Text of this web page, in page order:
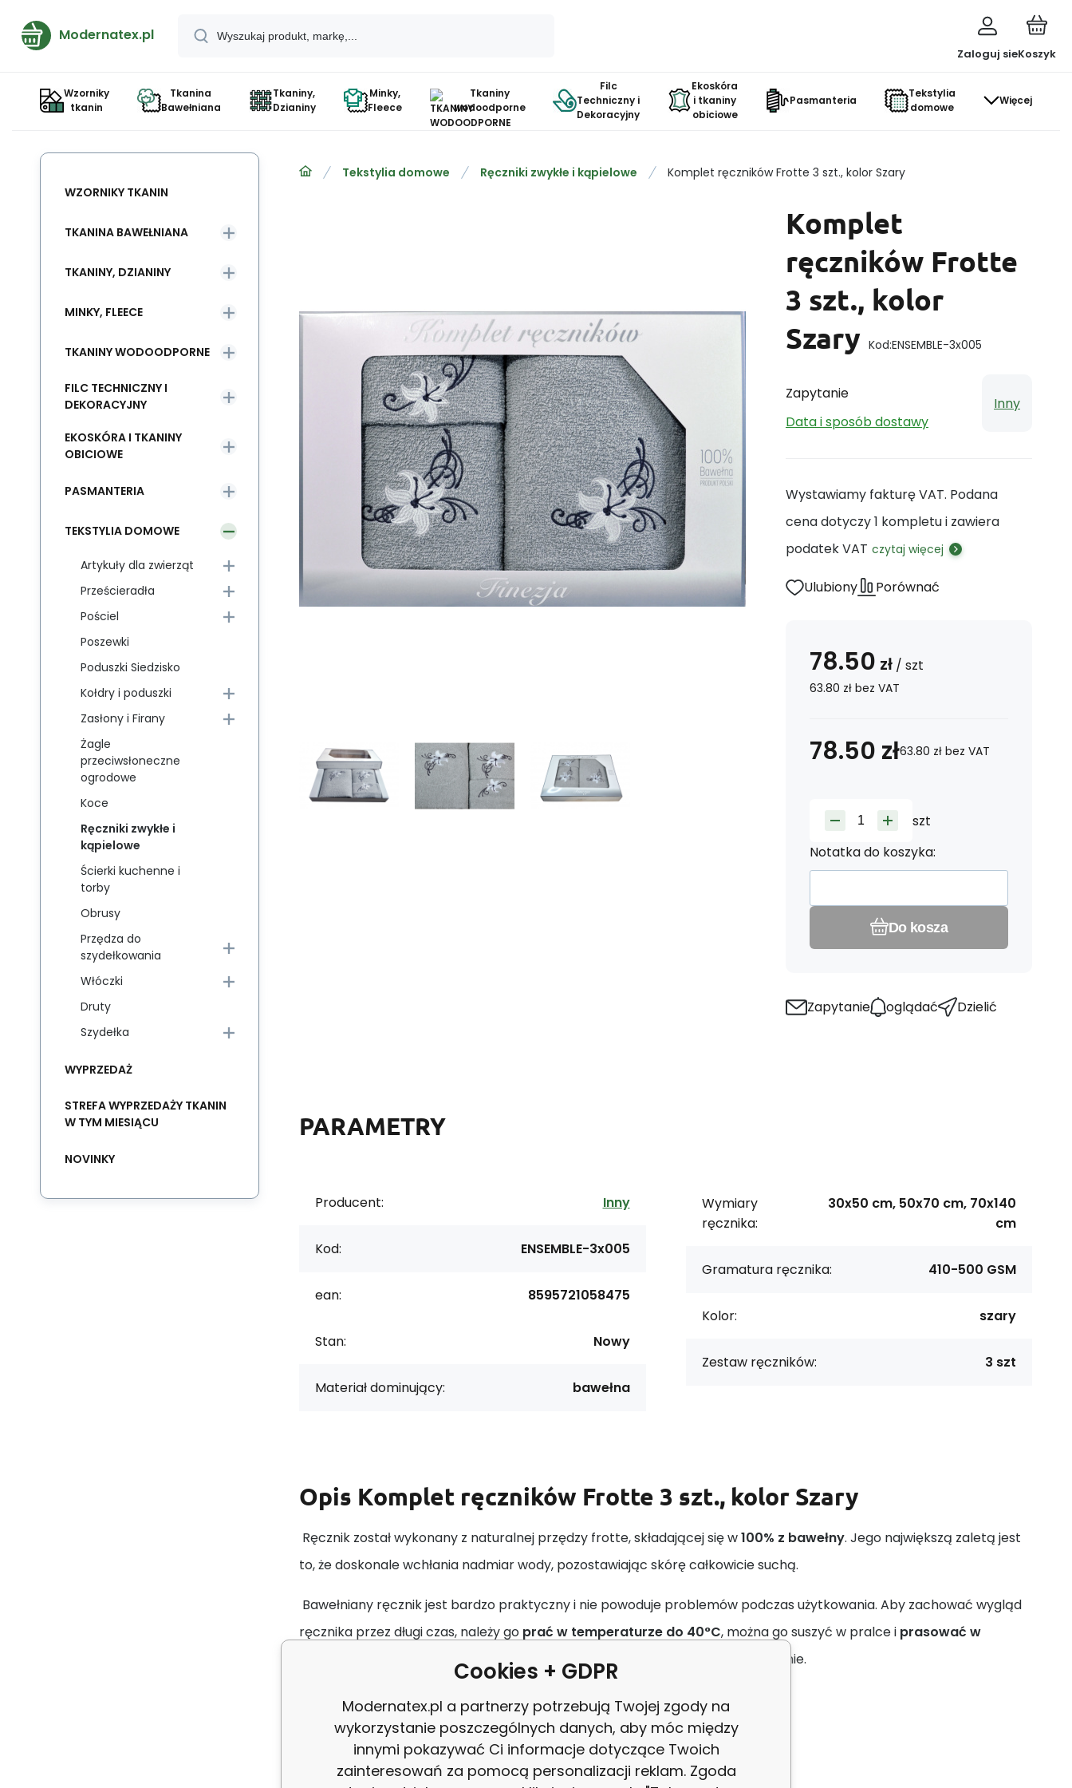
Modernatex.pl
Zaloguj sieKoszyk
Wzorniky
tkanin
Tkanina
Bawełniana
Tkaniny,
Dzianiny
Minky,
Fleece
Tkaniny
wodoodporne
Filc
Techniczny i
Dekoracyjny
Ekoskóra
i tkaniny
obiciowe
Pasmanteria
Tekstylia
domowe
Więcej
Tekstylia domowe Ręczniki zwykłe i kąpielowe Komplet ręczników Frotte 3 szt., kolor Szary
Komplet
ręczników Frotte
3 szt., kolor
Szary Kod:ENSEMBLE-3x005
Zapytanie
Data i sposób dostawy
Inny
Wystawiamy fakturę VAT. Podana
cena dotyczy 1 kompletu i zawiera
podatek VAT czytaj więcej
Ulubiony Porównać
78.50 zł / szt
63.80 zł bez VAT
78.50 zł63.80 zł bez VAT
szt
Notatka do koszyka:
Do kosza
Zapytanie oglądać Dzielić
PARAMETRY
Producent: Inny
Kod: ENSEMBLE-3x005
ean: 8595721058475
Stan: Nowy
Materiał dominujący: bawełna
Wymiary
ręcznika:
30x50 cm, 50x70 cm, 70x140
cm
Gramatura ręcznika: 410-500 GSM
Kolor: szary
Zestaw ręczników: 3 szt
Opis Komplet ręczników Frotte 3 szt., kolor Szary
Ręcznik został wykonany z naturalnej przędzy frotte, składającej się w100% z bawełny. Jego największą zaletą jest
to, że doskonale wchłania nadmiar wody, pozostawiając skórę całkowicie suchą.
Bawełniany ręcznik jest bardzo praktyczny i nie powoduje problemów podczas użytkowania. Aby zachować wygląd
ręcznika przez długi czas, należy go prać w temperaturze do 40°C, można go suszyć w pralce i prasować w
. Nie można go wybielać, chlorować i czyścić chemicznie.
Parametry:
Skład materiałowy - Bawełna 100%
Gramatura -450 g/m2
WZORNIKY TKANIN
TKANINA BAWEŁNIANA
TKANINY, DZIANINY
MINKY, FLEECE
TKANINY WODOODPORNE
FILC TECHNICZNY I
DEKORACYJNY
EKOSKÓRA I TKANINY
OBICIOWE
PASMANTERIA
TEKSTYLIA DOMOWE
Artykuły dla zwierząt
Prześcieradła
Pościel
Poszewki
Poduszki Siedzisko
Kołdry i poduszki
Zasłony i Firany
Żagle
przeciwsłoneczne
ogrodowe
Koce
Ręczniki zwykłe i
kąpielowe
Ścierki kuchenne i
torby
Obrusy
Przędza do
szydełkowania
Włóczki
Druty
Szydełka
WYPRZEDAŻ
STREFA WYPRZEDAŻY TKANIN
W TYM MIESIĄCU
NOVINKY
Cookies + GDPR
Modernatex.pl a partnerzy potrzebują Twojej zgody na
wykorzystanie poszczególnych danych, aby móc między
innymi pokazywać Ci informacje dotyczące Twoich
zainteresowań za pomocą personalizacji reklam. Zgoda